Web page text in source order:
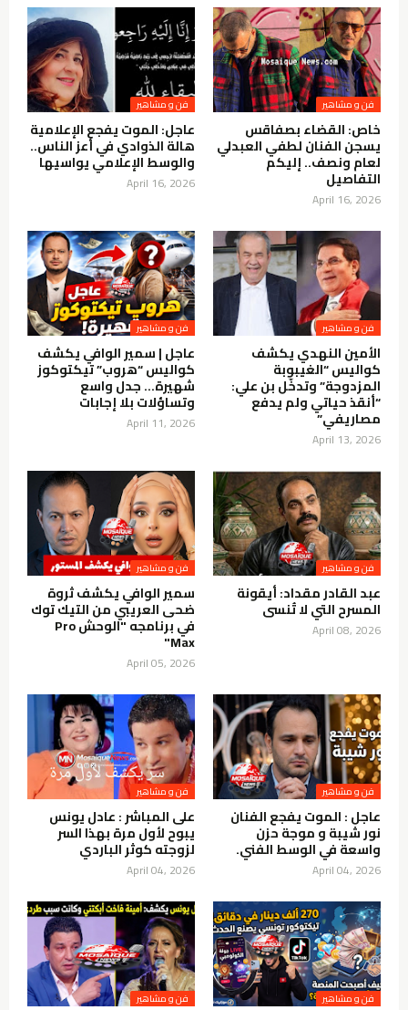
فن و مشاهير
خاص: القضاء بصفاقس
يسجن الفنان لطفي العبدلي
لعام ونصف.. إليكم
التفاصيل
April 16, 2026
فن و مشاهير
عاجل: الموت يفجع الإعلامية
هالة الذوادي في أعز الناس..
والوسط الإعلامي يواسيها
April 16, 2026
فن و مشاهير
الأمين النهدي يكشف
كواليس “الغيبوبة
المزدوجة” وتدخّل بن علي:
“أنقذ حياتي ولم يدفع
مصاريفي”
April 13, 2026
فن و مشاهير
عاجل | سمير الوافي يكشف
كواليس “هروب” تيكتوكوز
شهيرة… جدل واسع
وتساؤلات بلا إجابات
April 11, 2026
فن و مشاهير
عبد القادر مقداد: أيقونة
المسرح التي لا تُنسى
April 08, 2026
فن و مشاهير
سمير الوافي يكشف ثروة
ضحى العريبي من التيك توك
في برنامجه "الوحش Pro
Max"
April 05, 2026
فن و مشاهير
عاجل : الموت يفجع الفنان
نور شيبة و موجة حزن
واسعة في الوسط الفني.
April 04, 2026
فن و مشاهير
على المباشر : عادل يونس
يبوح لأول مرة بهذا السر
لزوجته كوثر الباردي
April 04, 2026
فن و مشاهير فن و مشاهير